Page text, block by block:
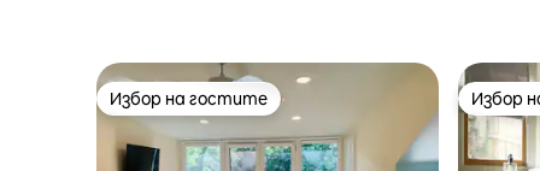
Избор на гостите
Избор на гостите Избор
Избор